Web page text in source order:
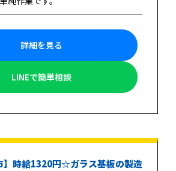
詳細を見る
LINEで簡単相談
】時給1320円☆ガラス基板の製造